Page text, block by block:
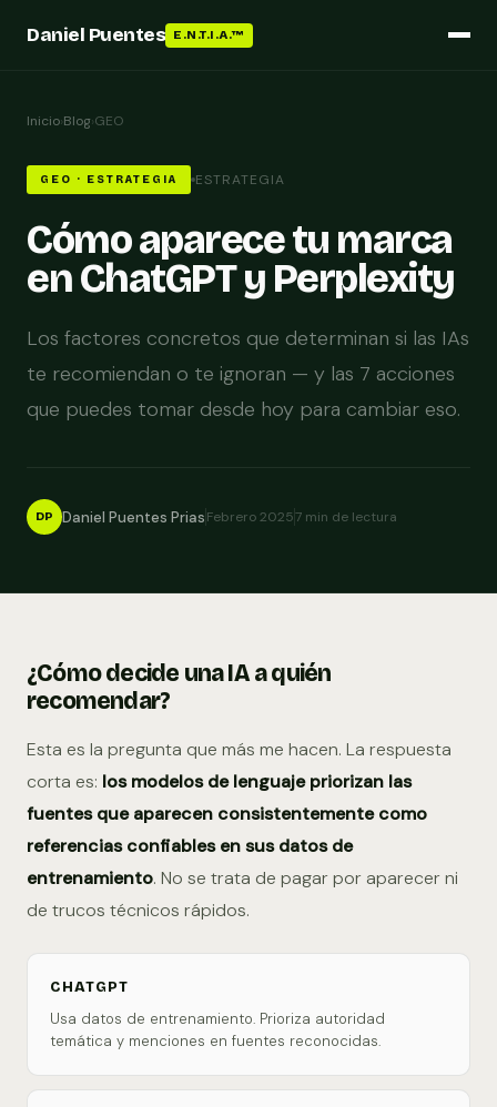
Daniel Puentes E.N.T.I.A.™
Inicio›Blog›GEO
GEO · ESTRATEGIA ESTRATEGIA
Cómo aparece tu marca
en ChatGPT y Perplexity
Los factores concretos que determinan si las IAs
te recomiendan o te ignoran — y las 7 acciones
que puedes tomar desde hoy para cambiar eso.
DP Daniel Puentes PriasFebrero 20257 min de lectura
¿Cómo decide una IA a quién
recomendar?
Esta es la pregunta que más me hacen. La respuesta
corta es: los modelos de lenguaje priorizan las
fuentes que aparecen consistentemente como
referencias confiables en sus datos de
entrenamiento. No se trata de pagar por aparecer ni
de trucos técnicos rápidos.
CHATGPT
Usa datos de entrenamiento. Prioriza autoridad
temática y menciones en fuentes reconocidas.